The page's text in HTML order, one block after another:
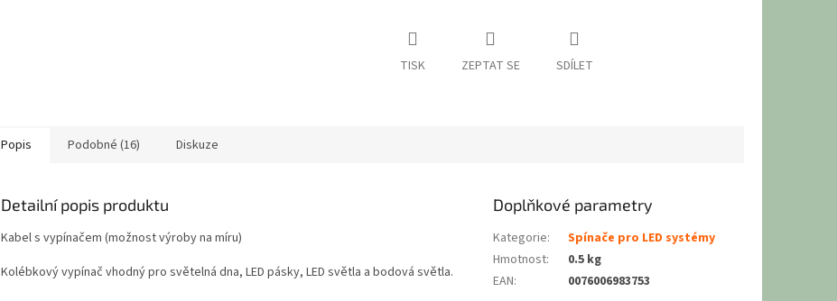
TISK ZEPTAT SE SDÍLET
Popis Podobné (16) Diskuze
Detailní popis produktu
Kabel s vypínačem (možnost výroby na míru)
Kolébkový vypínač vhodný pro světelná dna, LED pásky, LED světla a bodová světla.
Doplňkové parametry
Kategorie:
Spínače pro LED systémy
Hmotnost:
0.5 kg
EAN: 0076006983753